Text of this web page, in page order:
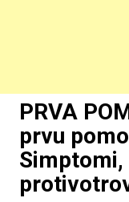
PRVA
prvu